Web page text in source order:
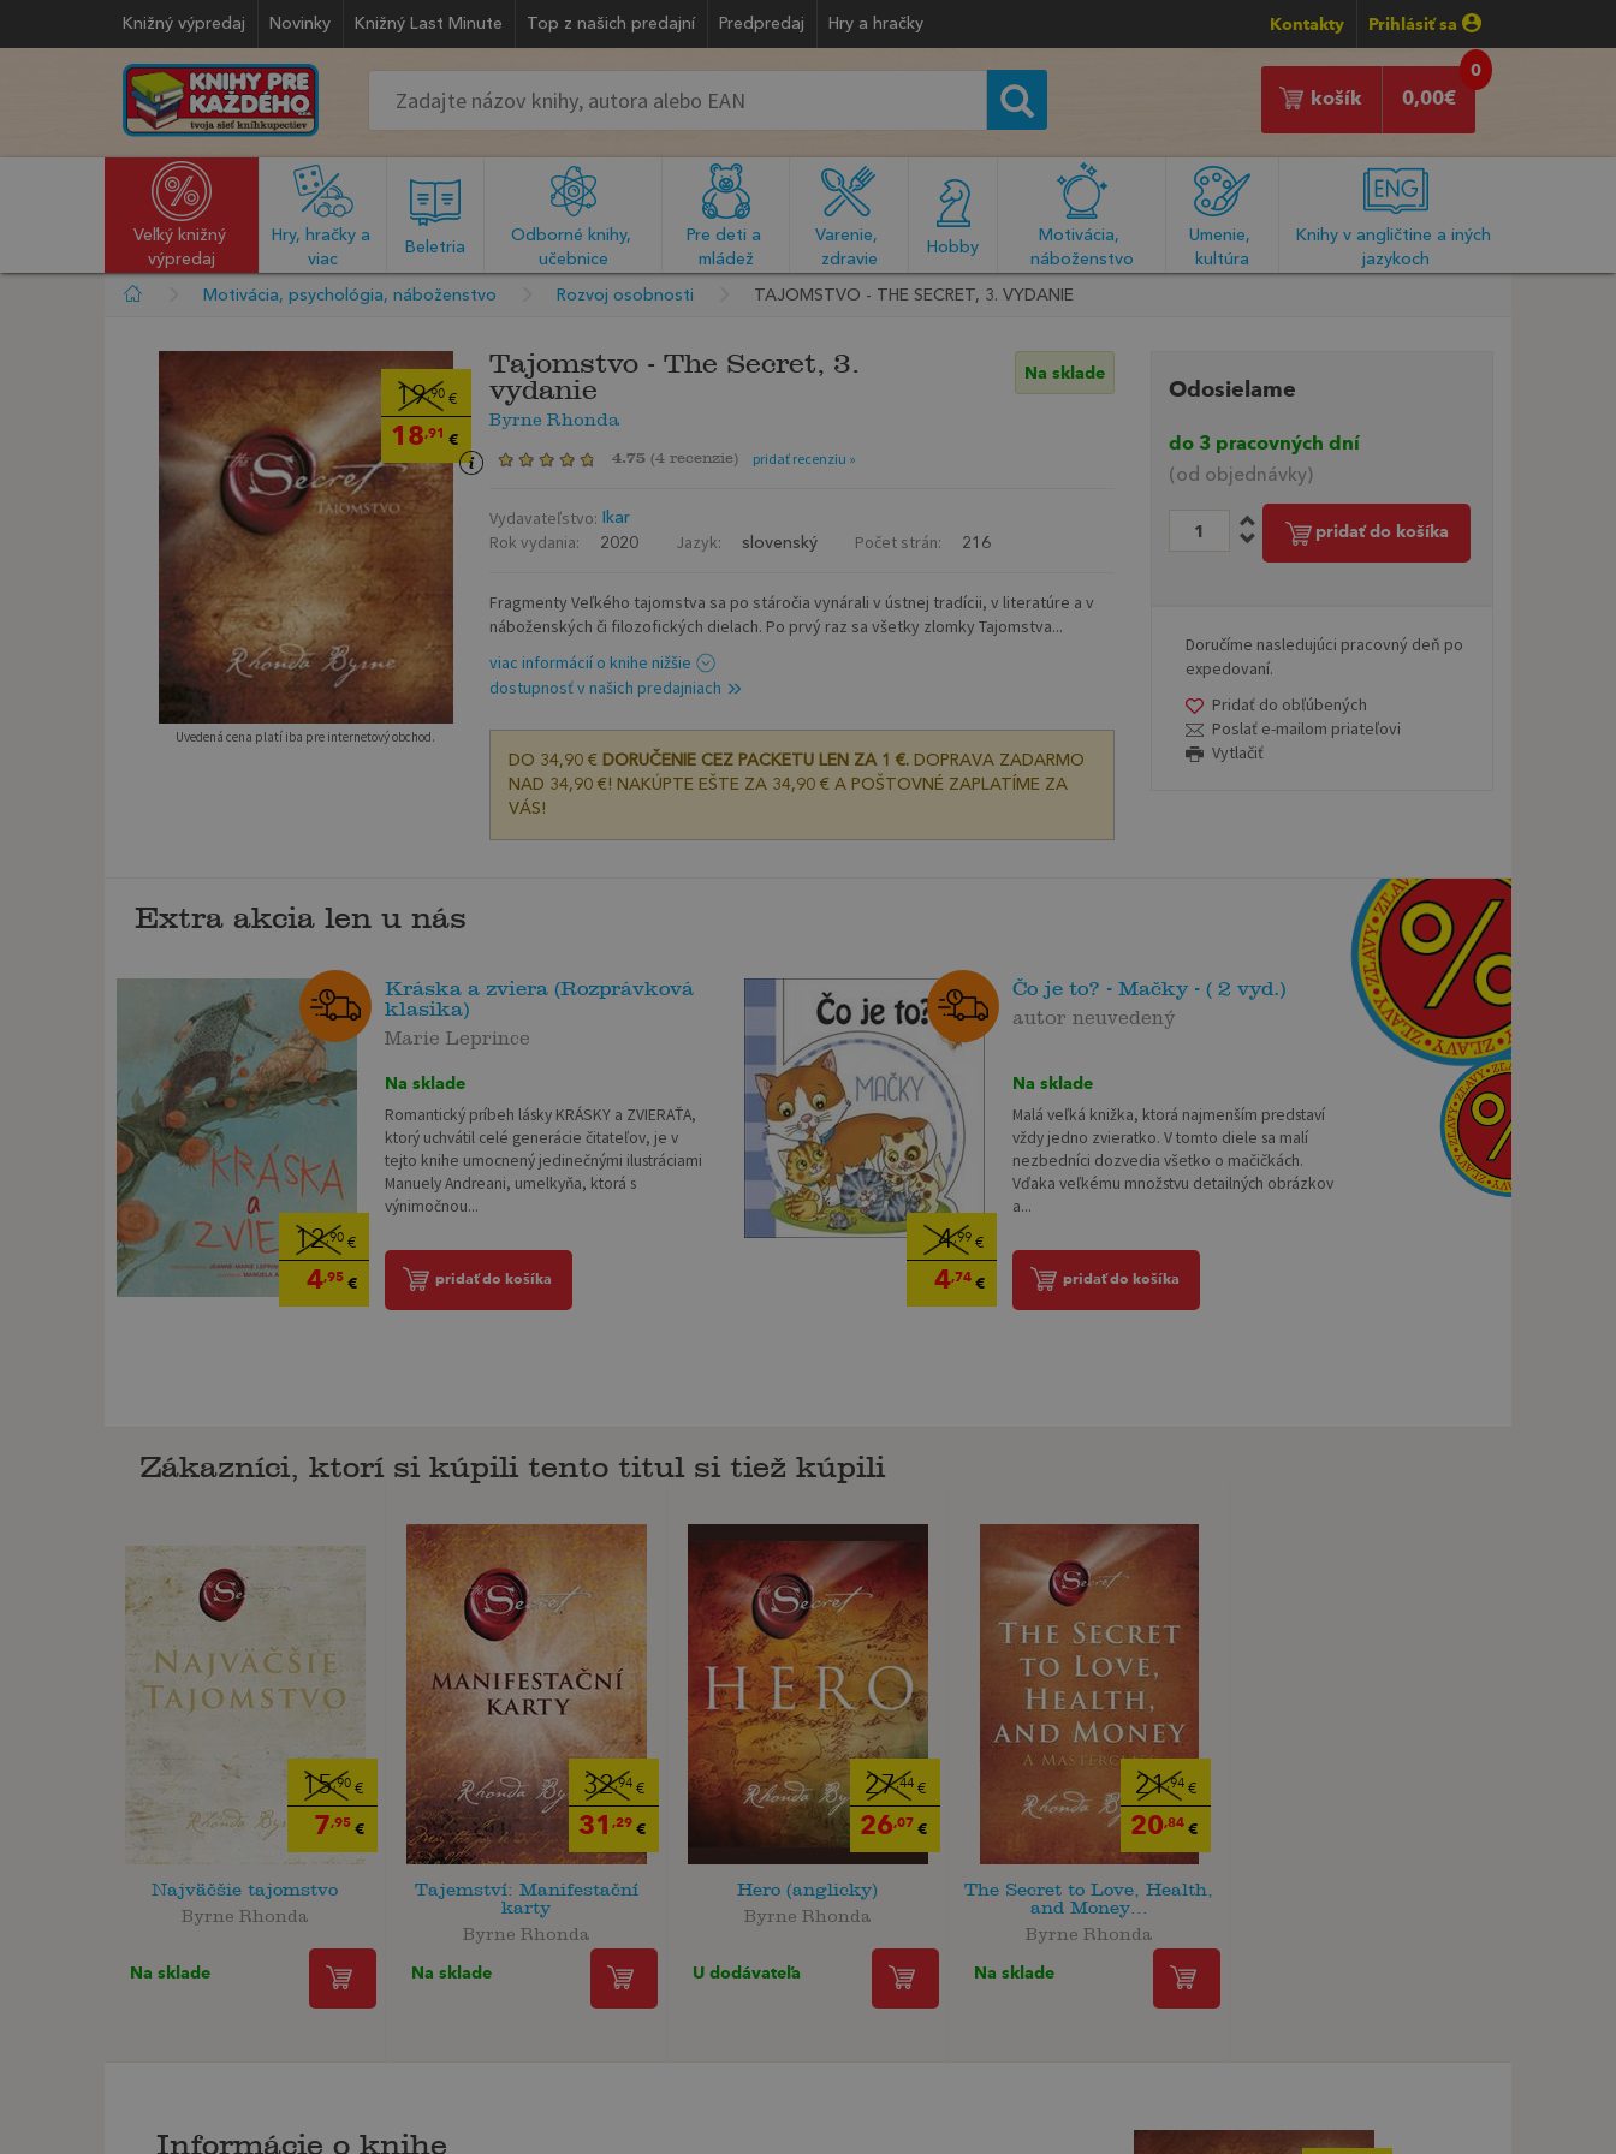
Knižný výpredaj Novinky Knižný Last Minute Top z našich predajní Predpredaj Hry a hračky Kontakty Prihlásiť sa
0
0,00€
košík
Veľký knižný
výpredaj
Hry, hračky a
viac
Beletria
Odborné knihy,
učebnice
Pre deti a
mládež
Varenie,
zdravie
Hobby
Motivácia,
náboženstvo
Umenie,
kultúra
Knihy v angličtine a iných
jazykoch
Motivácia, psychológia, náboženstvo Rozvoj osobnosti TAJOMSTVO - THE SECRET, 3. VYDANIE
19,90 €
18,91 €
Uvedená cena platí iba pre internetový obchod.
Tajomstvo - The Secret, 3.
vydanie
Byrne Rhonda
Na sklade
4.75 (4 recenzie) pridať recenziu »
Vydavateľstvo: Ikar
Rok vydania: 2020 Jazyk: slovenský Počet strán: 216
Fragmenty Veľkého tajomstva sa po stáročia vynárali v ústnej tradícii, v literatúre a v
náboženských či filozofických dielach. Po prvý raz sa všetky zlomky Tajomstva...
viac informácií o knihe nižšie
dostupnosť v našich predajniach
DO 34,90 € DORUČENIE CEZ PACKETU LEN ZA 1 €.DOPRAVA ZADARMO
NAD 34,90 €! NAKÚPTE EŠTE ZA 34,90 € A POŠTOVNÉ ZAPLATÍME ZA
VÁS!
Odosielame
do 3 pracovných dní
(od objednávky)
pridať do košíka
Doručíme nasledujúci pracovný deň po
expedovaní.
Pridať do obľúbených
Poslať e-mailom priateľovi
Vytlačiť
Extra akcia len u nás
12,90€
4,95€
Kráska a zviera (Rozprávková
klasika)
Marie Leprince
Na sklade
Romantický príbeh lásky KRÁSKY a ZVIERAŤA,
ktorý uchvátil celé generácie čitateľov, je v
tejto knihe umocnený jedinečnými ilustráciami
Manuely Andreani, umelkyňa, ktorá s
výnimočnou...
pridať do košíka
4,99 €
4,74€
Čo je to? - Mačky - ( 2 vyd.)
autor neuvedený
Na sklade
Malá veľká knižka, ktorá najmenším predstaví
vždy jedno zvieratko. V tomto diele sa malí
nezbedníci dozvedia všetko o mačičkách.
Vďaka veľkému množstvu detailných obrázkov
a...
pridať do košíka
Zákazníci, ktorí si kúpili tento titul si tiež kúpili
15,90 €
7,95 €
Najväčšie tajomstvo
Byrne Rhonda
Na sklade
32,94 €
31 ,29 €
Tajemství: Manifestační
karty
Byrne Rhonda
Na sklade
27,44 €
26,07 €
Hero (anglicky)
Byrne Rhonda
U dodávateľa
21,94 €
20,84 €
The Secret to Love, Health,
and Money...
Byrne Rhonda
Na sklade
Informácie o knihe